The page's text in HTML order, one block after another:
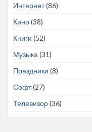
Интернет(86)
Кино(38)
Книги (52)
Музыка (31)
Праздники (8)
Софт(27)
Телевизор(36)